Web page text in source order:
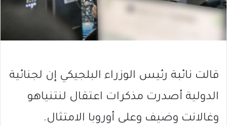
قالت نائبة رئيس الوزراء البلجيكي إن لجنائية
الدولية أصدرت مذكرات اعتقال لنتنياهو
وغالانت وضيف وعلى أوروبا الامتثال.